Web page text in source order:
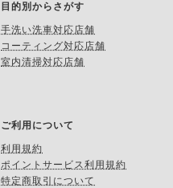
目的別からさがす
手洗い洗車対応店舗
コーティング対応店舗
室内清掃対応店舗
ご利用について
利用規約
ポイントサービス利用規約
特定商取引について